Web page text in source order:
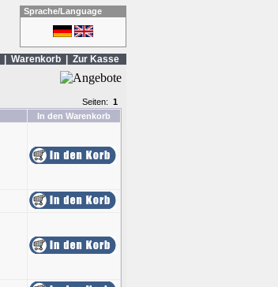
Sprache/Language
Warenkorb Zur Kasse
Seiten: 1
In den Warenkorb